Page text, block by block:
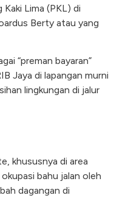
Lima (PKL) di
Berty atau yang
“preman bayaran”
Jaya di lapangan murni
lingkungan di jalur
khususnya di area
bahu jalan oleh
dagangan di